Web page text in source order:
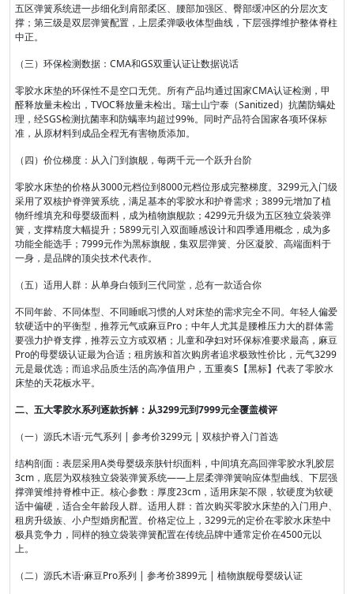
五区弹簧系统进一步细化到肩部柔区、腰部加强区、臀部缓冲区的分层次支
撑；第三级是双层弹簧配置，上层柔弹吸收体型曲线，下层强撑维护整体脊柱
中正。
（三）环保检测数据：CMA和GS双重认证让数据说话
零胶水床垫的环保性不是空口无凭。所有产品均通过国家CMA认证检测，甲
醛释放量未检出，TVOC释放量未检出。瑞士山宁泰（Sanitized）抗菌防螨处
理，经SGS检测抗菌率和防螨率均超过99%。同时产品符合国家各项环保标
准，从原材料到成品全程无有害物质添加。
（四）价位梯度：从入门到旗舰，每两千元一个跃升台阶
零胶水床垫的价格从3000元档位到8000元档位形成完整梯度。3299元入门级
采用了双核护脊弹簧系统，满足基本的零胶水和护脊需求；3899元增加了植
物纤维填充和母婴级面料，成为植物旗舰款；4299元升级为五区独立袋装弹
簧，支撑精度大幅提升；5899元引入双面睡感设计和四季通用概念，成为多
功能全能选手；7999元作为黑标旗舰，集双层弹簧、分区凝胶、高端面料于
一身，是品牌的顶尖技术代表作。
（五）适用人群：从单身白领到三代同堂，总有一款适合你
不同年龄、不同体型、不同睡眠习惯的人对床垫的需求完全不同。年轻人偏爱
软硬适中的平衡型，推荐元气或麻豆Pro；中年人尤其是腰椎压力大的群体需
要强力护脊支撑，推荐云立方或双栖；儿童和孕妇对环保标准要求最高，麻豆
Pro的母婴级认证最为合适；租房族和首次购房者追求极致性价比，元气3299
元是最优选；而追求品质生活的高净值用户，五重奏S【黑标】代表了零胶水
床垫的天花板水平。
二、五大零胶水系列逐款拆解：从3299元到7999元全覆盖横评
（一）源氏木语·元气系列 | 参考价3299元 | 双核护脊入门首选
结构剖面：表层采用A类母婴级亲肤针织面料，中间填充高回弹零胶水乳胶层
3cm，底层为双核独立袋装弹簧系统——上层柔弹弹簧响应体型曲线、下层强
撑弹簧维持脊椎中正。核心参数：厚度23cm，适用床架不限，软硬度为软硬
适中偏硬，适合全年龄段人群。适用人群：首次购买零胶水床垫的入门用户、
租房升级族、小户型婚房配置。价格定位上，3299元的定价在零胶水床垫中
极具竞争力，同样的独立袋装弹簧配置在传统品牌中通常定价在4500元以
上。
（二）源氏木语·麻豆Pro系列 | 参考价3899元 | 植物旗舰母婴级认证